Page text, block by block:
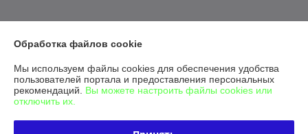
Обработка файлов cookie
Мы используем файлы cookies для обеспечения удобства
пользователей портала и предоставления персональных
рекомендаций. Вы можете настроить файлы cookies или
отключить их.